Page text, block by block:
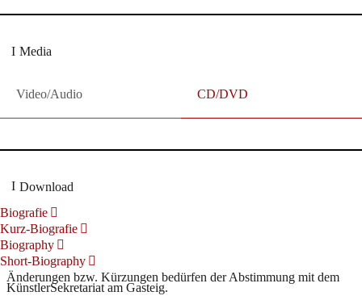
Media
Video/Audio CD/DVD
Download
Biografie
Kurz-Biografie
Biography
Short-Biography
Änderungen bzw. Kürzungen bedürfen der Abstimmung mit dem
KünstlerSekretariat am Gasteig.